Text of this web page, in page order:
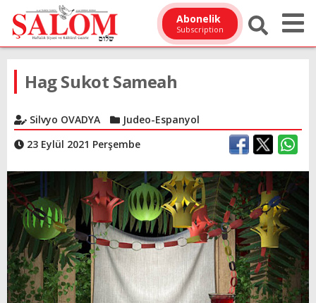
Abonelik
Subscription
Hag Sukot Sameah
Silvyo OVADYA
Judeo-Espanyol
23 Eylül 2021 Perşembe